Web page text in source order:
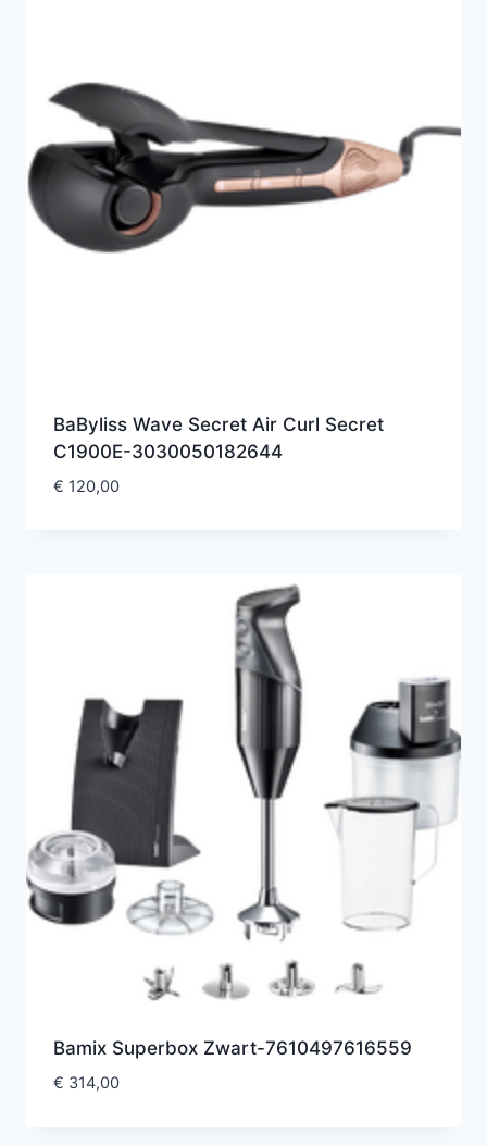
BaByliss Wave Secret Air Curl Secret
C1900E-3030050182644
€ 120,00
Bamix Superbox Zwart-7610497616559
€ 314,00